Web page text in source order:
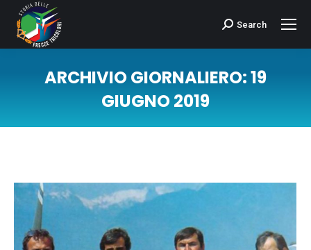
Cerca:Search
ARCHIVIO GIORNALIERO:19
GIUGNO 2019